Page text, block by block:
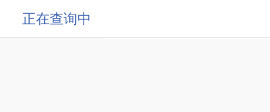
正在查询中